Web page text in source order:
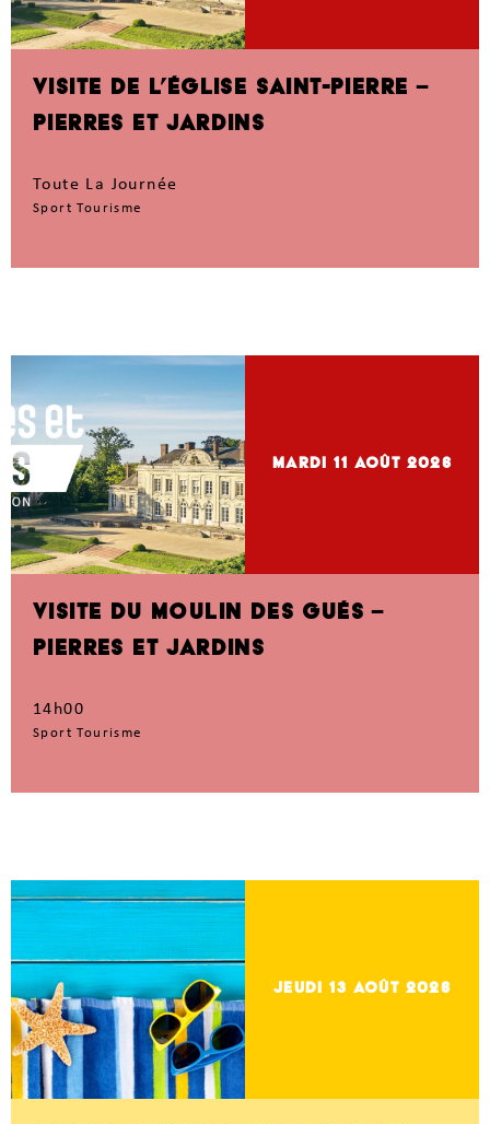
VISITE DE L’ÉGLISE SAINT-PIERRE –
PIERRES ET JARDINS
Toute La Journée
Sport Tourisme
mardi 11 Août 2026
VISITE DU MOULIN DES GUÉS –
PIERRES ET JARDINS
14h00
Sport Tourisme
jeudi 13 Août 2026